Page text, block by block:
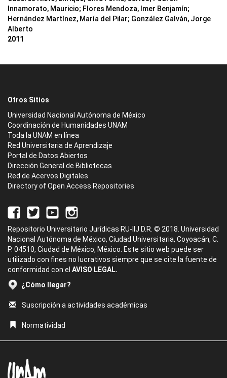
Innamorato, Mauricio; Flores Mendoza, Imer Benjamín;
Hernández Martínez, María del Pilar; González Galván, Jorge
Alberto
2011
Otros Sitios
Universidad Nacional Autónoma de México
Coordinación de Humanidades UNAM
Toda la UNAM en línea
Red Universitaria de Aprendizaje
Portal de Datos Abiertos
Dirección General de Bibliotecas
Red de Acervos Digitales
Directory of Open Access Repositories
Repositorio Universitario Jurídicas RU-IIJ D.R. © 2018. Universidad
Nacional Autónoma de México, Ciudad Universitaria, Coyoacán, C.
P. 04510, Ciudad de México, México. Este sitio web puede ser
utilizado con fines no lucrativos siempre que se cite la fuente de
conformidad con el AVISO LEGAL.
¿Cómo llegar?
Suscripción a actividades académicas
Normatividad